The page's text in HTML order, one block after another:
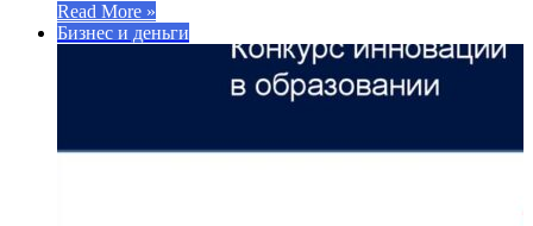
Read More »
Бизнес и деньги